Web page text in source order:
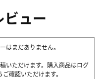
ビュー
はまだありません。
いただけます。購入商品はログ
ご確認いただけます。